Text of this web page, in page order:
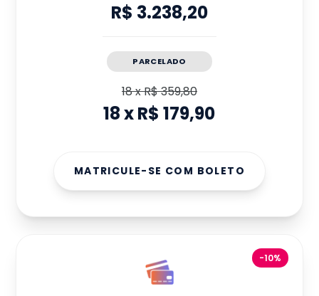
R$ 3.238,20
PARCELADO
18xR$ 359,80
18xR$ 179,90
MATRICULE-SE COM BOLETO
-10%